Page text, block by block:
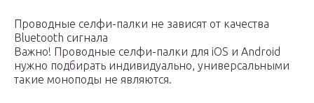
Проводные селфи-палки не зависят от качества
Bluetooth сигнала
Важно! Проводные селфи-палки для iOS и Android
нужно подбирать индивидуально, универсальными
такие моноподы не являются.